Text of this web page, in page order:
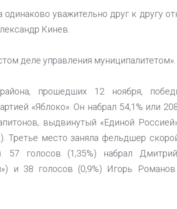
уважительно друг к другу
Кинев.
деле управления муниципалитетом».
прошедших 12 ноября,
«Яблоко». Он набрал 54,1% или
выдвинутый «Единой
Третье место заняла фельдшер
голосов (1,35%) набрал
и 38 голосов (0,9%) Игорь Романов